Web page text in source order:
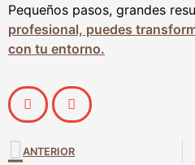
Pequeños pasos, grandes
profesional, puedes
con tu entorno.
ANTERIOR